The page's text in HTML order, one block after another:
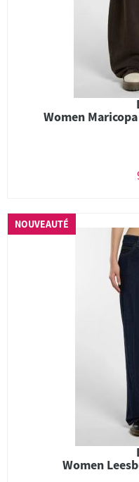
Women
NOUVEAUTÉ
Women